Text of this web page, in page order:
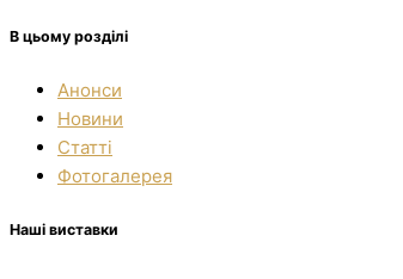
В цьому розділі
Анонси
Новини
Статті
Фотогалерея
Наші виставки